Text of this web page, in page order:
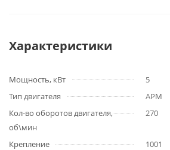
Характеристики
Мощность, кВт
5
Тип двигателя
АРМ
Кол-во оборотов двигателя,
об\мин
270
Крепление 1001